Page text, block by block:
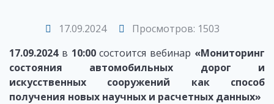
17.09.2024
Просмотров: 1503
17.09.2024в 10:00состоится вебинар «Мониторинг
состояния автомобильных дорог и
искусственных сооружений как способ
получения новых научных и расчетных данных»